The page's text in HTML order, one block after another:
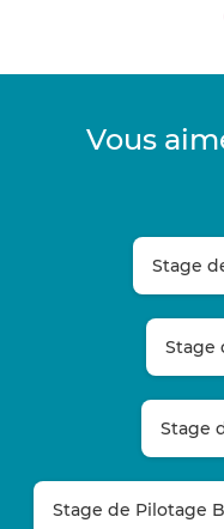
Vous
Stage
Stage
Stage
Stage de Pilotage